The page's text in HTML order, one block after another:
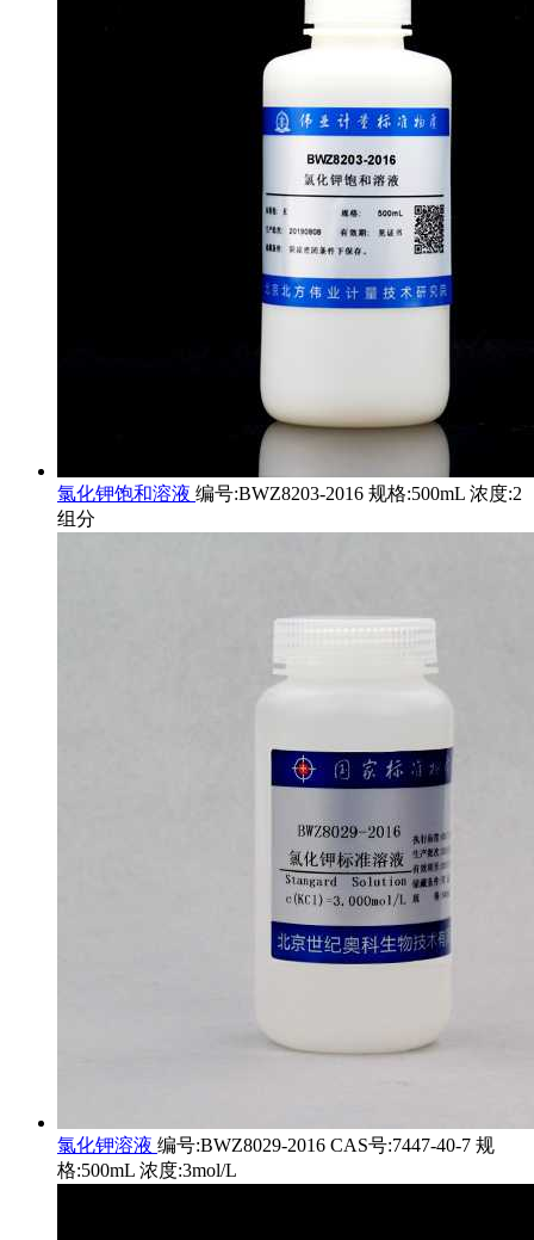
氯化钾饱和溶液 编号:BWZ8203-2016 规格:500mL 浓度:2
组分
氯化钾溶液 编号:BWZ8029-2016 CAS号:7447-40-7 规
格:500mL 浓度:3mol/L